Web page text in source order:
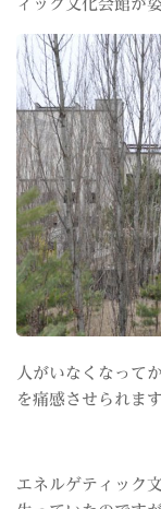
ィック文化会館が
人がいなくなって
を痛感させられます
エネルゲティック